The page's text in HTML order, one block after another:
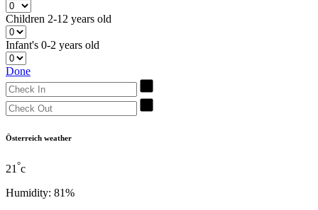
Children 2-12 years old
Infant's 0-2 years old
Done
Österreich weather
21 °c
Humidity: 81%